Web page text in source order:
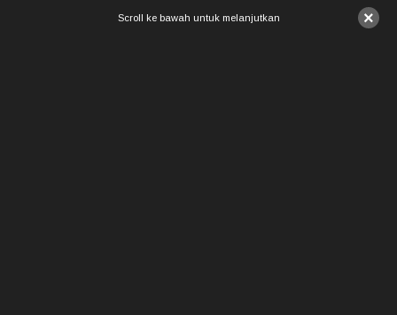
×
Scroll ke bawah untuk melanjutkan